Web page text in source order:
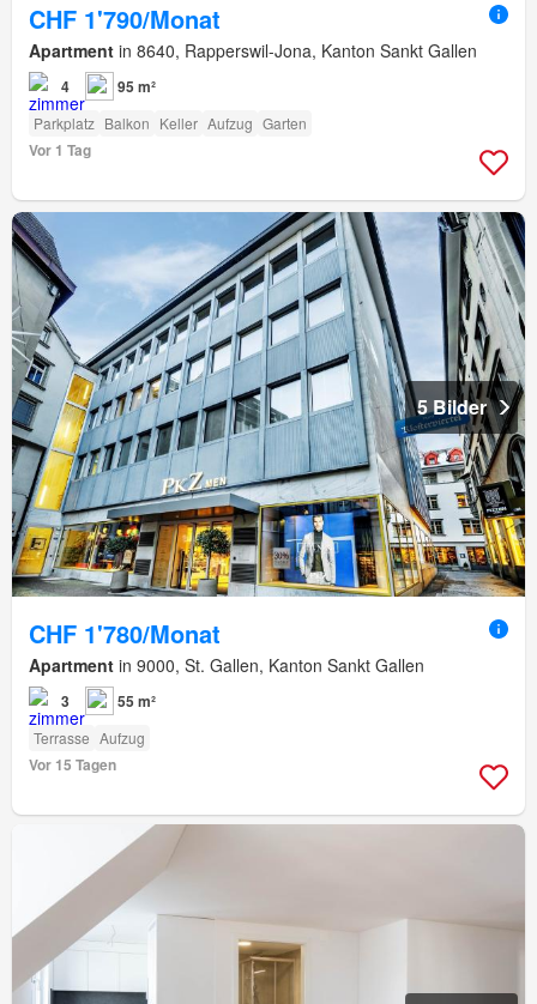
CHF 1'790/Monat
Apartment in 8640, Rapperswil-Jona, Kanton Sankt Gallen
4 95 m²
Parkplatz Balkon Keller Aufzug Garten
Vor 1 Tag
5 Bilder
CHF 1'780/Monat
Apartment in 9000, St. Gallen, Kanton Sankt Gallen
3 55 m²
Terrasse Aufzug
Vor 15 Tagen